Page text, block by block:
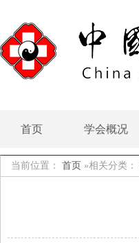
首页 学会概况
当前位置： 首页 »相关分类：